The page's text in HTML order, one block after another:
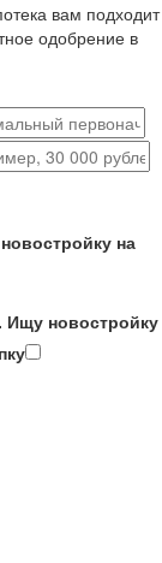
вам подходит
одобрение в
на
Ищу новостройку